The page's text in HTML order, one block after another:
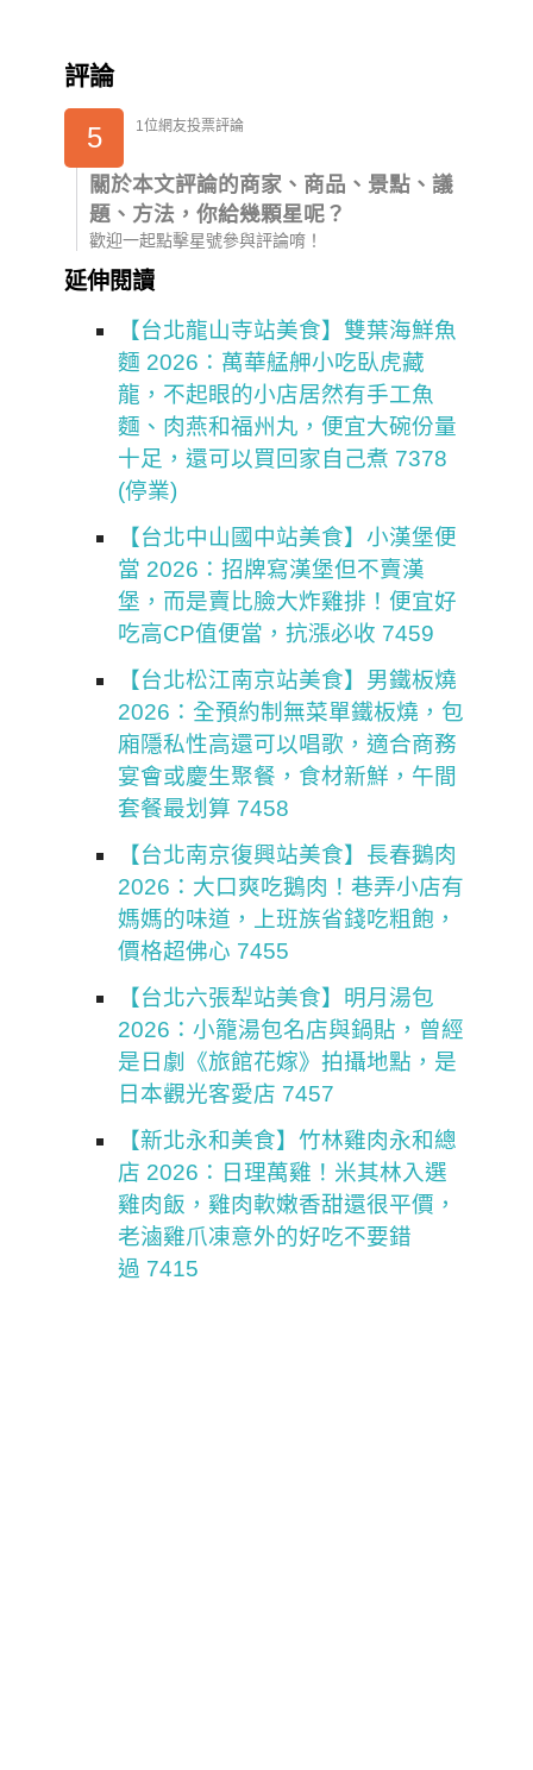
評論
5 1位網友投票評論
關於本文評論的商家、商品、景點、議
題、方法，你給幾顆星呢？
歡迎一起點擊星號參與評論唷！
延伸閱讀
【台北龍山寺站美食】雙葉海鮮魚
麵 2026：萬華艋舺小吃臥虎藏
龍，不起眼的小店居然有手工魚
麵、肉燕和福州丸，便宜大碗份量
十足，還可以買回家自己煮 7378
(停業)
【台北中山國中站美食】小漢堡便
當 2026：招牌寫漢堡但不賣漢
堡，而是賣比臉大炸雞排！便宜好
吃高CP值便當，抗漲必收 7459
【台北松江南京站美食】男鐵板燒
2026：全預約制無菜單鐵板燒，包
廂隱私性高還可以唱歌，適合商務
宴會或慶生聚餐，食材新鮮，午間
套餐最划算 7458
【台北南京復興站美食】長春鵝肉
2026：大口爽吃鵝肉！巷弄小店有
媽媽的味道，上班族省錢吃粗飽，
價格超佛心 7455
【台北六張犁站美食】明月湯包
2026：小籠湯包名店與鍋貼，曾經
是日劇《旅館花嫁》拍攝地點，是
日本觀光客愛店 7457
【新北永和美食】竹林雞肉永和總
店 2026：日理萬雞！米其林入選
雞肉飯，雞肉軟嫩香甜還很平價，
老滷雞爪凍意外的好吃不要錯
過 7415